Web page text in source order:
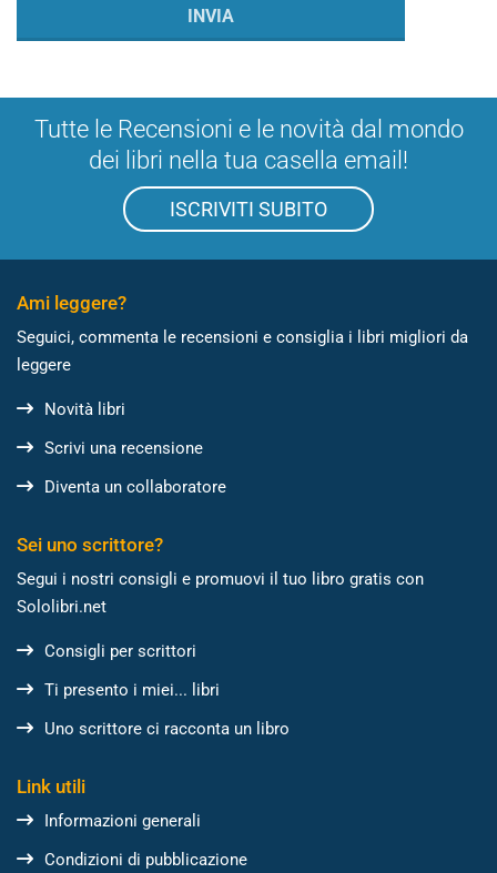
Tutte le Recensioni e le novità dal mondo
dei libri nella tua casella email!
ISCRIVITI SUBITO
Ami leggere?
Seguici, commenta le recensioni e consiglia i libri migliori da
leggere
Novità libri
Scrivi una recensione
Diventa un collaboratore
Sei uno scrittore?
Segui i nostri consigli e promuovi il tuo libro gratis con
Sololibri.net
Consigli per scrittori
Ti presento i miei... libri
Uno scrittore ci racconta un libro
Link utili
Informazioni generali
Condizioni di pubblicazione